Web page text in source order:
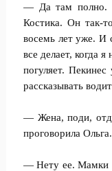
— Да там полно.
Костика. Он так-
восемь лет уже. И
все делает, когда
погуляет.
рассказывать
— Жена, поди,
проговорила Ольга.
— Нету ее. Мамки